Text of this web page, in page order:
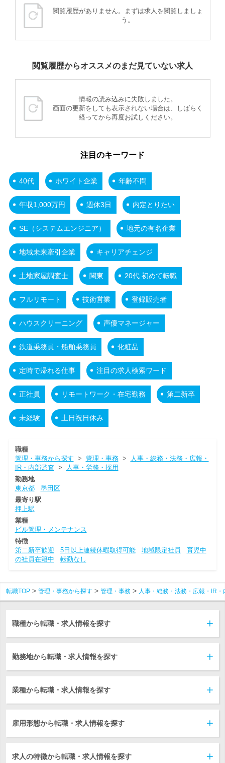
閲覧履歴がありません。まずは求人を閲覧しましょ
う。
閲覧履歴からオススメのまだ見ていない求人
情報の読み込みに失敗しました。
画面の更新をしても表示されない場合は、しばらく
経ってから再度お試しください。
注目のキーワード
40代 ホワイト企業 年齢不問
年収1,000万円 週休3日 内定とりたい
SE（システムエンジニア） 地元の有名企業
地域未来牽引企業 キャリアチェンジ
土地家屋調査士 関東 20代 初めて転職
フルリモート 技術営業 登録販売者
ハウスクリーニング 声優マネージャー
鉄道乗務員・船舶乗務員 化粧品
定時で帰れる仕事 注目の求人検索ワード
正社員 リモートワーク・在宅勤務 第二新卒
未経験 土日祝日休み
職種
管理・事務から探す > 管理・事務>
人事・総務・法務・広報・
IR・内部監査 >
人事・労務・採用
勤務地
東京都
墨田区
最寄り駅
押上駅
業種
ビル管理・メンテナンス
特徴
第二新卒歓迎
5日以上連続休暇取得可能 地域限定社員
育児中
の社員在籍中
転勤なし
転職TOP 管理・事務から探す 管理・事務 人事・総務・法務・広報・IR・
職種から転職・求人情報を探す
勤務地から転職・求人情報を探す
業種から転職・求人情報を探す
雇用形態から転職・求人情報を探す
求人の特徴から転職・求人情報を探す